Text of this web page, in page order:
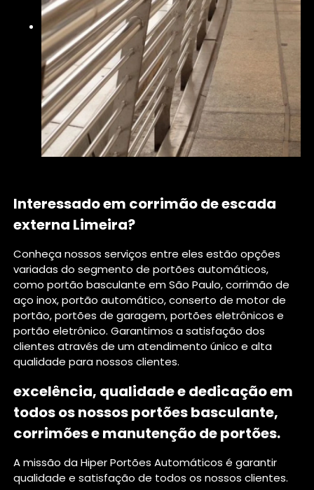
Interessado em corrimão de escada
externa Limeira?
Conheça nossos serviços entre eles estão opções
variadas do segmento de portões automáticos,
como portão basculante em São Paulo, corrimão de
aço inox, portão automático, conserto de motor de
portão, portões de garagem, portões eletrônicos e
portão eletrônico. Garantimos a satisfação dos
clientes através de um atendimento único e alta
qualidade para nossos clientes.
excelência, qualidade e dedicação em
todos os nossos portões basculante,
corrimões e manutenção de portões.
A missão da Hiper Portões Automáticos é garantir
qualidade e satisfação de todos os nossos clientes.